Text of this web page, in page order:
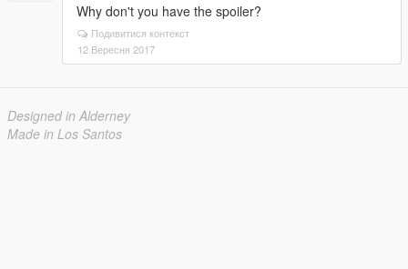
Why don't you have the spoiler?
Подивитися контекст
12 Вересня 2017
Designed in Alderney
Made in Los Santos